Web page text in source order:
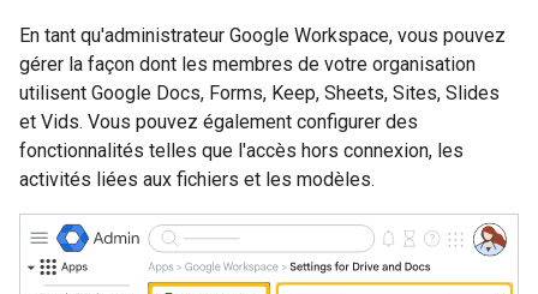
En tant qu'administrateur Google Workspace, vous pouvez
gérer la façon dont les membres de votre organisation
utilisent Google Docs, Forms, Keep, Sheets, Sites, Slides
et Vids. Vous pouvez également configurer des
fonctionnalités telles que l'accès hors connexion, les
activités liées aux fichiers et les modèles.